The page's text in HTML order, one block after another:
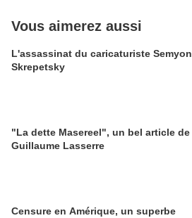
Vous aimerez aussi
L'assassinat du caricaturiste Semyon
Skrepetsky
"La dette Masereel", un bel article de
Guillaume Lasserre
Censure en Amérique, un superbe